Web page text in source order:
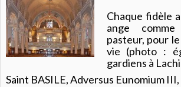
Chaque fidèle
ange
pasteur, pour
vie (photo :
gardiens à
Saint BASILE,Adversus Eunomium III,